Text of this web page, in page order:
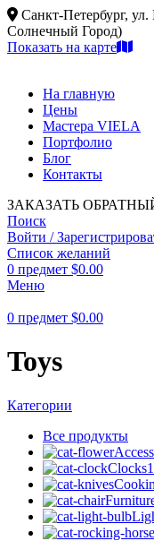
Санкт-Петербург,
Солнечный Город)
Показать на карте
На главную
Цены
Мастера VIELA
Портфолио
Блог
Контакты
ЗАКАЗАТЬ
Поиск
Войти /
Список желаний
0 предмет $0.00
Меню
0 предмет $0.00
Toys
Категории
Все продукты
Clocks